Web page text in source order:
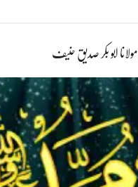
مولانا ابو بکر صدیق حنیف